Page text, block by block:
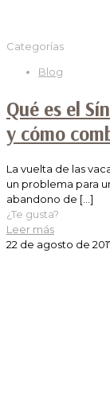
Categorías
Blog
Qué es el
y cómo
La vuelta de las
un problema para
abandono de […]
¿Te gusta?
Leer más
22 de agosto de